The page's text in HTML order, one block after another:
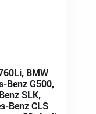
BMW
Benz G500,
SLK,
Benz CLS